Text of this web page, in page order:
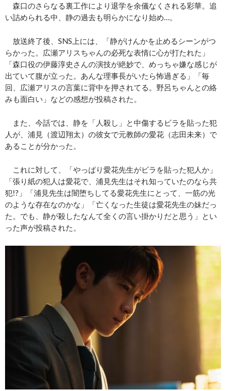
森口のさらなる裏工作により退学を余儀なくされる彩華。追
い詰められる中、静の過去も明らかになり始め…。
放送終了後、SNS上には、「静がけんかを止めるシーンがつ
らかった。広瀬アリスちゃんの必死な表情に心が打たれた」
「森口役の伊藤淳史さんの演技が絶妙で、めっちゃ嫌な感じが
出ていて腹が立った。あんな理事長がいたら怖過ぎる」「毎
回、広瀬アリスの言葉に背中を押されてる。野呂ちゃんとの絡
みも面白い」などの感想が投稿された。
また、今話では、静を「人殺し」と中傷するビラを貼った犯
人が、浦見（渡辺翔太）の彼女で元教師の愛花（志田未来）で
あることが分かった。
これに対して、「やっぱり愛花先生がビラを貼った犯人か」
「張り紙の犯人は愛花で、浦見先生はそれ知っていたのなら共
犯!?」「浦見先生は闇堕ちしてる愛花先生にとって、一筋の光
のような存在なのかな」「亡くなった生徒は愛花先生の妹だっ
た。でも、静が殺したなんて全くの言い掛かりだと思う」とい
った声が投稿された。